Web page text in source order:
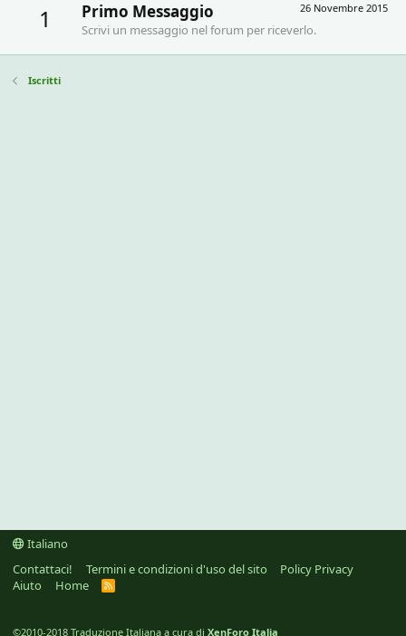
1 26 Novembre 2015
Primo Messaggio
Scrivi un messaggio nel forum per riceverlo.
Iscritti
Italiano
Contattaci!
Termini e condizioni d'uso del sito
Policy Privacy
Aiuto
Home
R
©2010-2018 Traduzione Italiana a cura di XenForo Italia